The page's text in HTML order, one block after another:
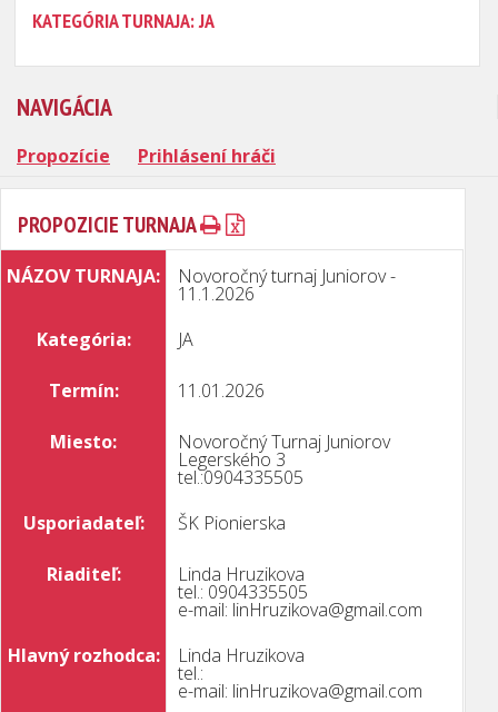
KATEGÓRIA TURNAJA: JA
NAVIGÁCIA
Propozície Prihlásení hráči
PROPOZICIE TURNAJA
NÁZOV TURNAJA: Novoročný turnaj Juniorov -
11.1.2026
Kategória:
JA
Termín: 11.01.2026
Miesto: Novoročný Turnaj Juniorov
Legerského 3
tel.:0904335505
Usporiadateľ:
ŠK Pionierska
Riaditeľ: Linda Hruzikova
tel.: 0904335505
e-mail: linHruzikova@gmail.com
Hlavný rozhodca:
Linda Hruzikova
tel.:
e-mail: linHruzikova@gmail.com